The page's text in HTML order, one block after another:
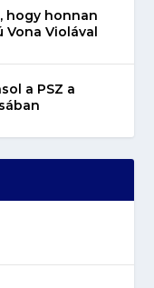
hogy honnan
Vona Violával
a PSZ a